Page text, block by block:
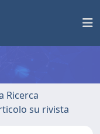
Ricerca
su rivista